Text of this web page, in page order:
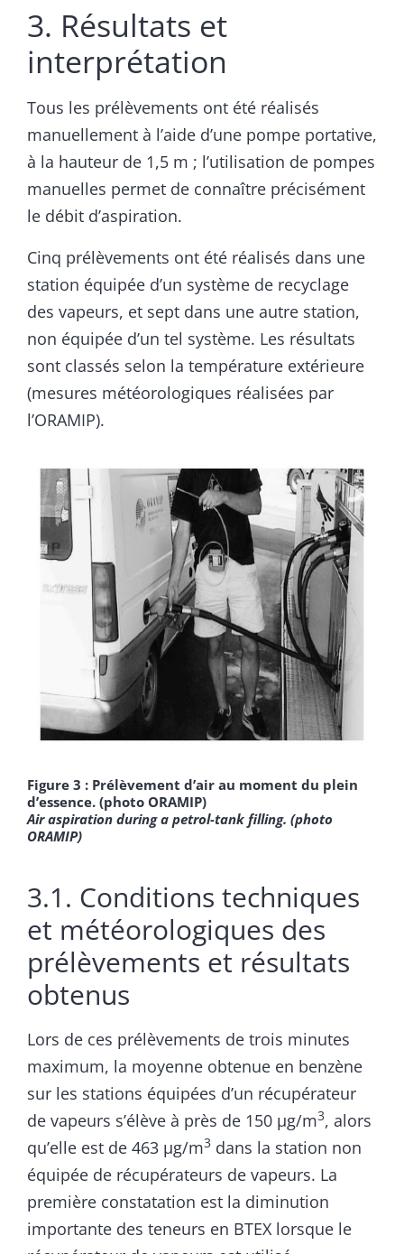
3. Résultats et
interprétation
Tous les prélèvements ont été réalisés
manuellement à l’aide d’une pompe portative,
à la hauteur de 1,5 m ; l’utilisation de pompes
manuelles permet de connaître précisément
le débit d’aspiration.
Cinq prélèvements ont été réalisés dans une
station équipée d’un système de recyclage
des vapeurs, et sept dans une autre station,
non équipée d’un tel système. Les résultats
sont classés selon la température extérieure
(mesures météorologiques réalisées par
l’ORAMIP).
Figure 3 : Prélèvement d’air au moment du plein
d’essence. (photo ORAMIP)
Air aspiration during a petrol-tank filling. (photo
ORAMIP)
3.1. Conditions techniques
et météorologiques des
prélèvements et résultats
obtenus
Lors de ces prélèvements de trois minutes
maximum, la moyenne obtenue en benzène
sur les stations équipées d’un récupérateur
de vapeurs s’élève à près de 150 µg/m3, alors
qu’elle est de 463 µg/m3 dans la station non
équipée de récupérateurs de vapeurs. La
première constatation est la diminution
importante des teneurs en BTEX lorsque le